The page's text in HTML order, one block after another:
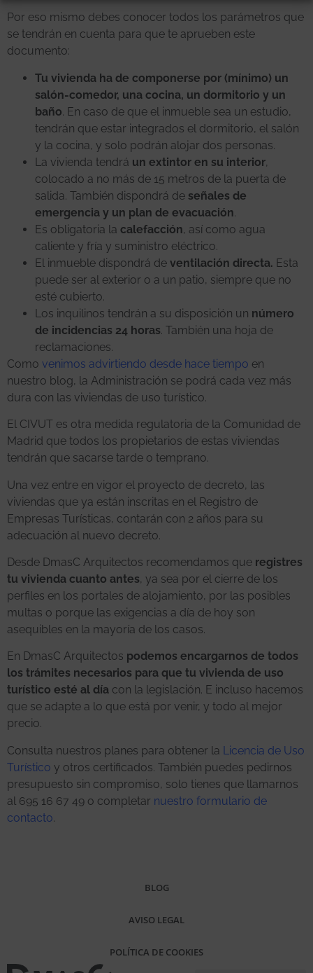
Por eso mismo debes conocer todos los parámetros que
se tendrán en cuenta para que te aprueben este
documento:
Tu vivienda ha de componerse por (mínimo) un
salón-comedor, una cocina, un dormitorio y un
baño. En caso de que el inmueble sea un estudio,
tendrán que estar integrados el dormitorio, el salón
y la cocina, y solo podrán alojar dos personas.
La vivienda tendrá un extintor en su interior,
colocado a no más de 15 metros de la puerta de
salida. También dispondrá de señales de
emergencia y un plan de evacuación.
Es obligatoria la calefacción, así como agua
caliente y fría y suministro eléctrico.
El inmueble dispondrá de ventilación directa. Esta
puede ser al exterior o a un patio, siempre que no
esté cubierto.
Los inquilinos tendrán a su disposición un número
de incidencias 24 horas. También una hoja de
reclamaciones.
Como venimos advirtiendo desde hace tiempo en
nuestro blog, la Administración se podrá cada vez más
dura con las viviendas de uso turístico.
El CIVUT es otra medida regulatoria de la Comunidad de
Madrid que todos los propietarios de estas viviendas
tendrán que sacarse tarde o temprano.
Una vez entre en vigor el proyecto de decreto, las
viviendas que ya están inscritas en el Registro de
Empresas Turísticas, contarán con 2 años para su
adecuación al nuevo decreto.
Desde DmasC Arquitectos recomendamos que registres
tu vivienda cuanto antes, ya sea por el cierre de los
perfiles en los portales de alojamiento, por las posibles
multas o porque las exigencias a día de hoy son
asequibles en la mayoría de los casos.
En DmasC Arquitectos podemos encargarnos de todos
los trámites necesarios para que tu vivienda de uso
turístico esté al día con la legislación. E incluso hacemos
que se adapte a lo que está por venir, y todo al mejor
precio.
Consulta nuestros planes para obtener la Licencia de Uso
Turístico y otros certificados. También puedes pedirnos
presupuesto sin compromiso, solo tienes que llamarnos
al 695 16 67 49 o completar nuestro formulario de
contacto.
BLOG
AVISO LEGAL
POLÍTICA DE COOKIES